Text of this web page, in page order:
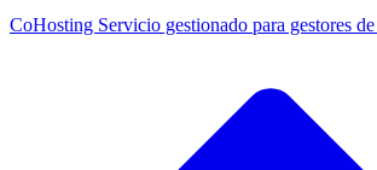
CoHosting Servicio gestionado para gestores